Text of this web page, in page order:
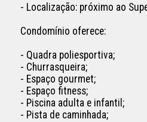
- Localização: próximo ao
Condomínio oferece:
- Quadra poliesportiva;
- Churrasqueira;
- Espaço gourmet;
- Espaço fitness;
- Piscina adulta e infantil;
- Pista de caminhada;